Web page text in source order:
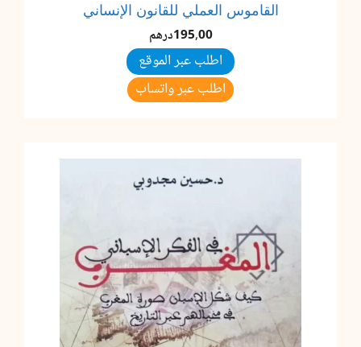
القاموس العملي للقانون الإنساني
195,00درهم
اطلب عبر الموقع
اطلب عبر واتساب